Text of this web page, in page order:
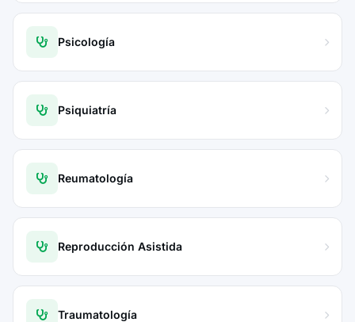
Psicología
Psiquiatría
Reumatología
Reproducción Asistida
Traumatología